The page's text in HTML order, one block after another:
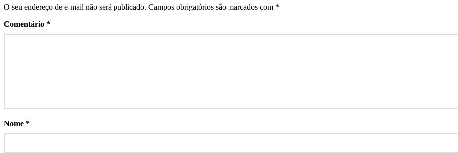
O seu endereço de e-mail não será publicado. Campos obrigatórios são marcados com *
Comentário *
Nome *